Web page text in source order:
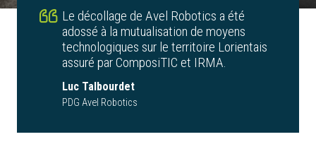
Le décollage de Avel Robotics a été
adossé à la mutualisation de moyens
technologiques sur le territoire Lorientais
assuré par ComposiTIC et IRMA.
Luc Talbourdet
PDG Avel Robotics